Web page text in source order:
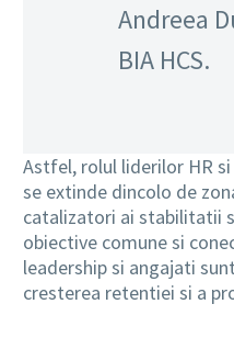
Andreea
BIA HCS.
Astfel, rolul liderilor HR
se extinde dincolo de
catalizatori ai stabilitatii
obiective comune si
leadership si angajati
cresterea retentiei si a